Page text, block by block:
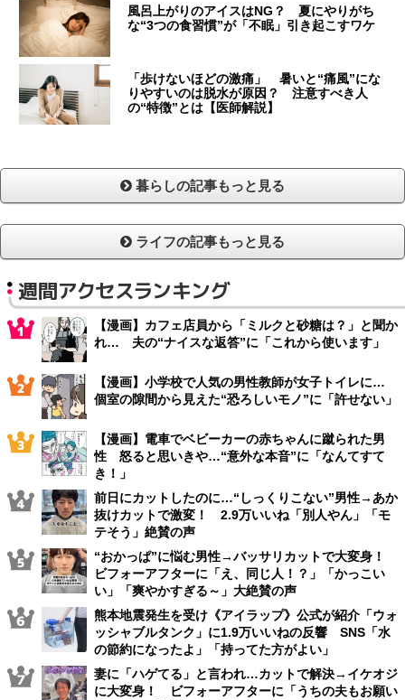
風呂上がりのアイスはNG？ 夏にやりがち
な“3つの食習慣”が「不眠」引き起こすワケ
「歩けないほどの激痛」 暑いと“痛風”にな
りやすいのは脱水が原因？ 注意すべき人
の“特徴”とは【医師解説】
暮らしの記事もっと見る
ライフの記事もっと見る
週間アクセスランキング
【漫画】カフェ店員から「ミルクと砂糖は？」と聞か
れ… 夫の“ナイスな返答”に「これから使います」
【漫画】小学校で人気の男性教師が女子トイレに…
個室の隙間から見えた“恐ろしいモノ”に「許せない」
【漫画】電車でベビーカーの赤ちゃんに蹴られた男
性 怒ると思いきや…“意外な本音”に「なんてすて
き！」
前日にカットしたのに…“しっくりこない”男性→あか
抜けカットで激変！ 2.9万いいね「別人やん」「モ
テそう」絶賛の声
“おかっぱ”に悩む男性→バッサリカットで大変身！
ビフォーアフターに「え、同じ人！？」「かっこい
い」「爽やかすぎる～」大絶賛の声
熊本地震発生を受け《アイラップ》公式が紹介「ウォ
ッシャブルタンク」に1.9万いいねの反響 SNS「水
の節約になったよ」「持ってた方がよい」
妻に「ハゲてる」と言われ…カットで解決→イケオジ
に大変身！ ビフォーアフターに「うちの夫もお願い